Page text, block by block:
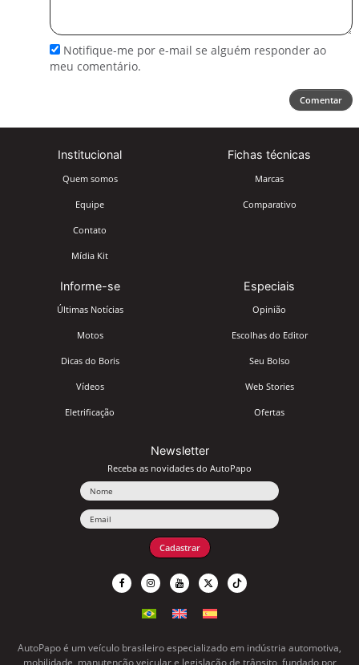
Notifique-me por e-mail se alguém responder ao
meu comentário.
Comentar
Institucional
Quem somos
Equipe
Contato
Mídia Kit
Fichas técnicas
Marcas
Comparativo
Informe-se
Últimas Notícias
Motos
Dicas do Boris
Vídeos
Eletrificação
Especiais
Opinião
Escolhas do Editor
Seu Bolso
Web Stories
Ofertas
Newsletter
Receba as novidades do AutoPapo
Cadastrar
AutoPapo é um veículo brasileiro especializado em indústria automotiva,